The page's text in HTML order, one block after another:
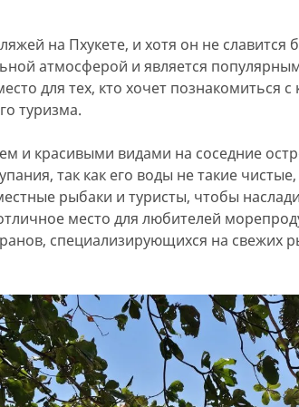
на Пхукете, и хотя он не славится
атмосферой и является
для тех, кто хочет познакомиться с
туризма.
и красивыми видами на соседние
так как его воды не такие чистые,
рыбаки и туристы, чтобы
место для любителей
специализирующихся на свежих